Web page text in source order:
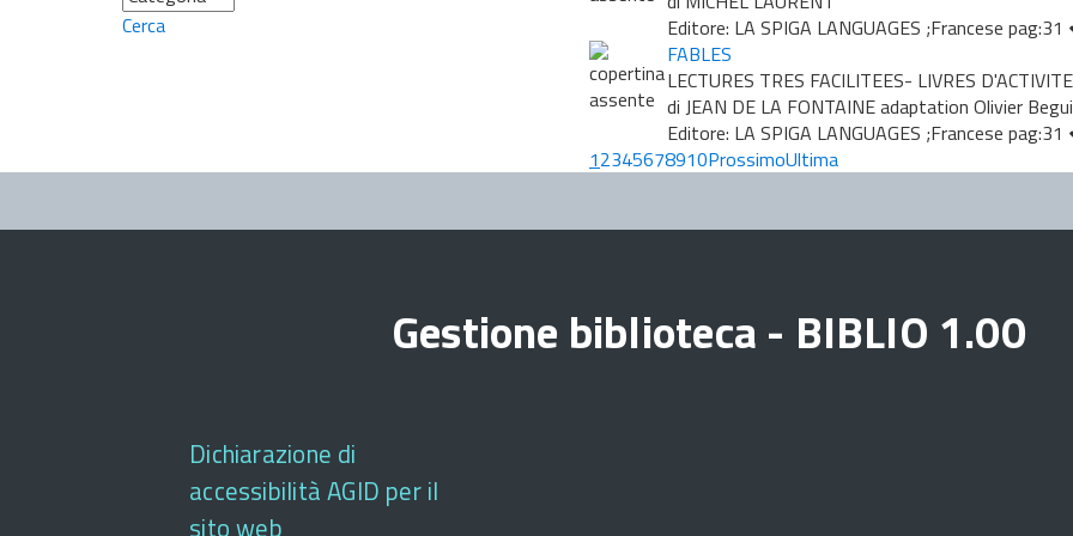
Cerca
Editore: LA SPIGA LANGUAGES ;Francese pag:31
FABLES
LECTURES TRES FACILITEES- LIVRES
di JEAN DE LA FONTAINE adaptation Olivier
Editore: LA SPIGA LANGUAGES ;Francese pag:31
12345678910ProssimoUltima
Gestione biblioteca - BIBLIO 1.00
Dichiarazione di
accessibilità AGID per il
sito web